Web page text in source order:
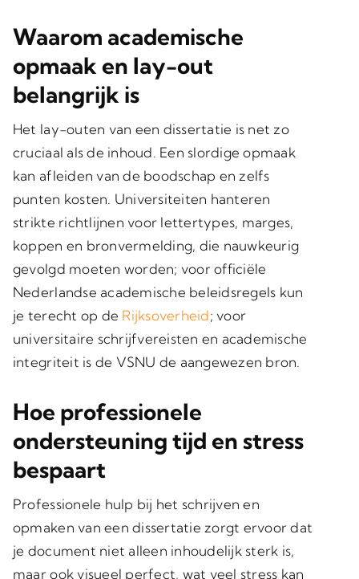
Waarom academische
opmaak en lay-out
belangrijk is
Het lay-outen van een dissertatie is net zo
cruciaal als de inhoud. Een slordige opmaak
kan afleiden van de boodschap en zelfs
punten kosten. Universiteiten hanteren
strikte richtlijnen voor lettertypes, marges,
koppen en bronvermelding, die nauwkeurig
gevolgd moeten worden; voor officiële
Nederlandse academische beleidsregels kun
je terecht op de Rijksoverheid; voor
universitaire schrijfvereisten en academische
integriteit is de VSNU de aangewezen bron.
Hoe professionele
ondersteuning tijd en stress
bespaart
Professionele hulp bij het schrijven en
opmaken van een dissertatie zorgt ervoor dat
je document niet alleen inhoudelijk sterk is,
maar ook visueel perfect, wat veel stress kan